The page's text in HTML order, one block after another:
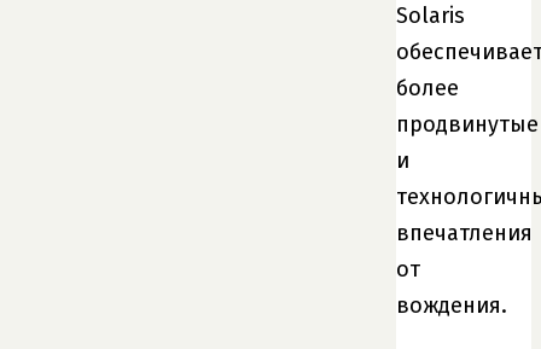
Solaris
более
продвинутые
и
впечатления
от
вождения.